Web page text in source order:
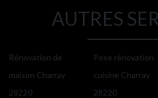
AUTRES
Rénovation de
maison Charray
28220
Pose rénovation
cuisine Charray
28220